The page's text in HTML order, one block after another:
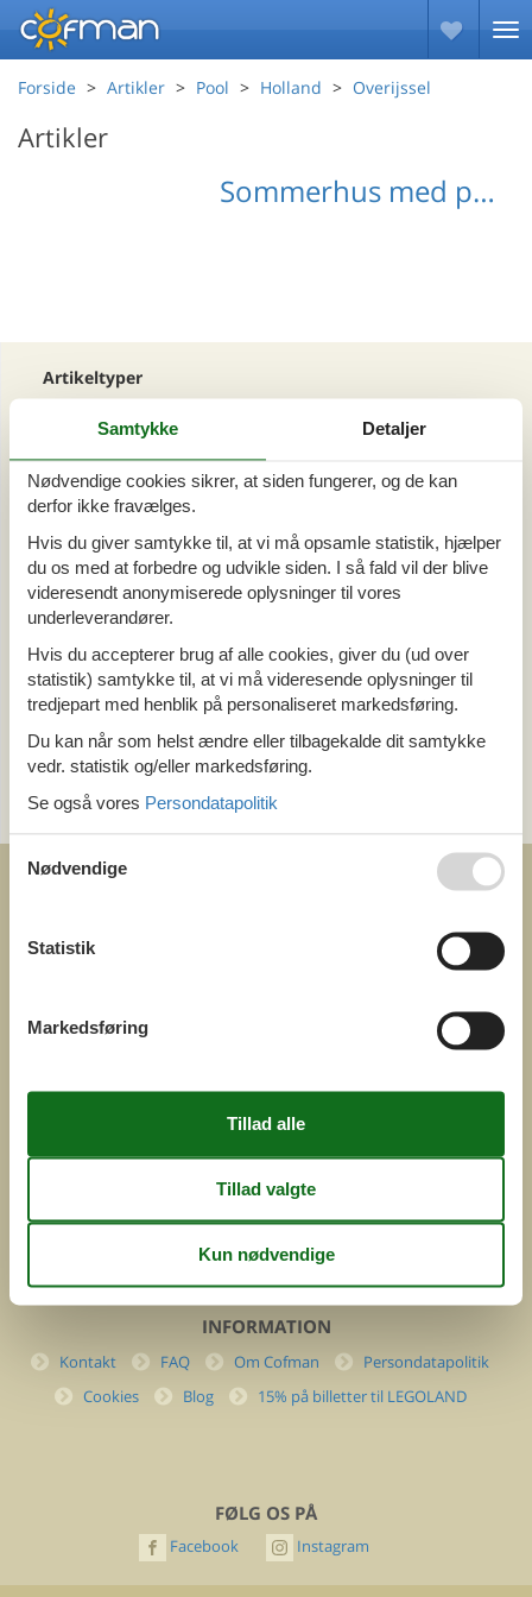
Forside Artikler Pool Holland Overijssel
Artikler
Sommerhus med pool Overijssel
Artikeltyper
Din Cofman ferie
Område
Alle
Holland
Overijssel
Tema
Alle
Pool
Kategori
Alle
Danmark
Cofman.com
(+45) 7877 0427
info@cofman.com
INFORMATION
Kontakt FAQ Om Cofman
Persondatapolitik
Cookies
Blog 15% på billetter til LEGOLAND
FØLG OS PÅ
Facebook Instagram
Samtykke Detaljer
Nødvendige cookies sikrer, at siden fungerer, og de kan
derfor ikke fravælges.
Hvis du giver samtykke til, at vi må opsamle statistik, hjælper
du os med at forbedre og udvikle siden. I så fald vil der blive
videresendt anonymiserede oplysninger til vores
underleverandører.
Hvis du accepterer brug af alle cookies, giver du (ud over
statistik) samtykke til, at vi må videresende oplysninger til
tredjepart med henblik på personaliseret markedsføring.
Du kan når som helst ændre eller tilbagekalde dit samtykke
vedr. statistik og/eller markedsføring.
Se også vores Persondatapolitik
Nødvendige
Statistik
Markedsføring